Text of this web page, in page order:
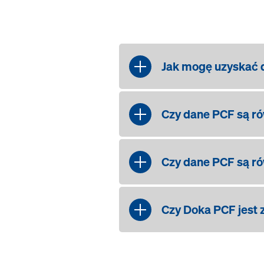
Jak mogę uzyskać
Nasi klienci mogą
jako dodatek do
produktów
prosimy o kontakt z
Czy dane PCF są
Rozróżniamy
okresu wynajmu
Czy dane PCF są
Tak, to prawda. Dane
Czy Doka PCF